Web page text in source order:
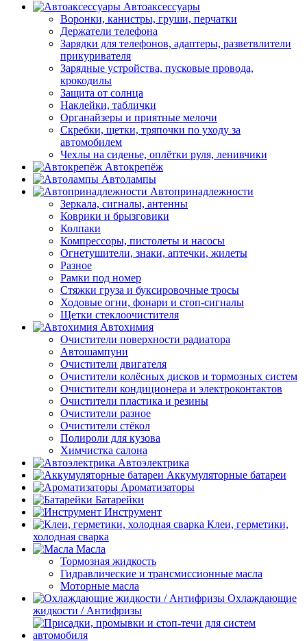
Автоаксессуары
Воронки, канистры, груши, перчатки
Держатели телефона
Зарядки для телефонов, адаптеры, разветвлители
прикуривателя
Зарядные устройства, пусковые провода,
крокодилы
Защита от солнца
Наклейки, таблички
Органайзеры и приятные мелочи
Скребки, щетки, тряпочки по уходу за
автомобилем
Чехлы на сиденье, оплётки руля, ленивчики
Автокрепёж
Автолампы
Автопринадлежности
Зеркала, сигналы, антенны
Коврики и брызговики
Колпаки
Компрессоры, пистолеты и насосы
Огнетушители, знаки, аптечки, жилеты
Разное
Рамки под номер
Стяжки груза и буксировочные тросы
Ходовые огни, фонари и стоп-сигналы
Щетки стеклоочистителя
Автохимия
Очистители поверхности радиатора
Автошампуни
Очистители двигателя
Очистители колёсных дисков и тормозных систем
Очистители кондиционера и электроконтактов
Очистители пластика и резины
Очистители разное
Очистители стёкол
Полироли для кузова
Химчистка салона
Автоэлектрика
Аккумуляторные батареи
Ароматизаторы
Батарейки
Инструмент
Клеи, герметики,
холодная сварка
Масла
Тормозная жидкость
Гидравлические и трансмиссионные масла
Моторные масла
Охлаждающие
жидкости / Антифризы